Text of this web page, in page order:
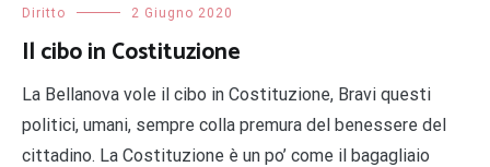
Diritto 2 Giugno 2020
Il cibo in Costituzione
La Bellanova vole il cibo in Costituzione, Bravi questi
politici, umani, sempre colla premura del benessere del
cittadino. La Costituzione è un po’ come il bagagliaio